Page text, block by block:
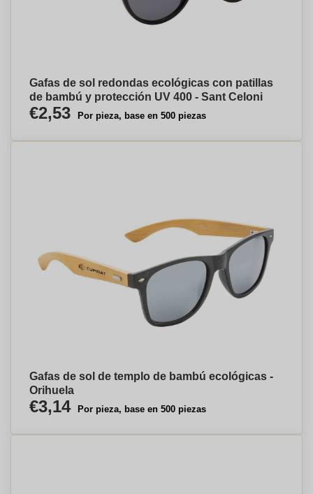
Gafas de sol redondas ecológicas con patillas
de bambú y protección UV 400 - Sant Celoni
€2,53 Por pieza, base en 500 piezas
Gafas de sol de templo de bambú ecológicas -
Orihuela
€3,14 Por pieza, base en 500 piezas